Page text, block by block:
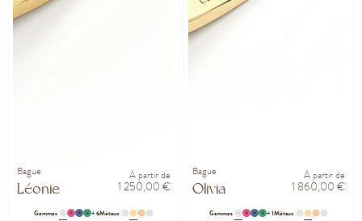
Bague
Léonie
À partir de
1 250,00 €
Gemmes + 6Métaux
Bague
Olivia
À partir de
1 860,00 €
Gemmes + 1Métaux